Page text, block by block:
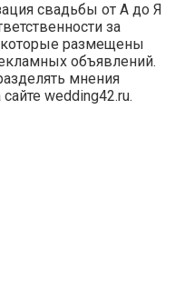
свадьбы от А до Я
за
которые размещены
объявлений.
мнения
wedding42.ru.